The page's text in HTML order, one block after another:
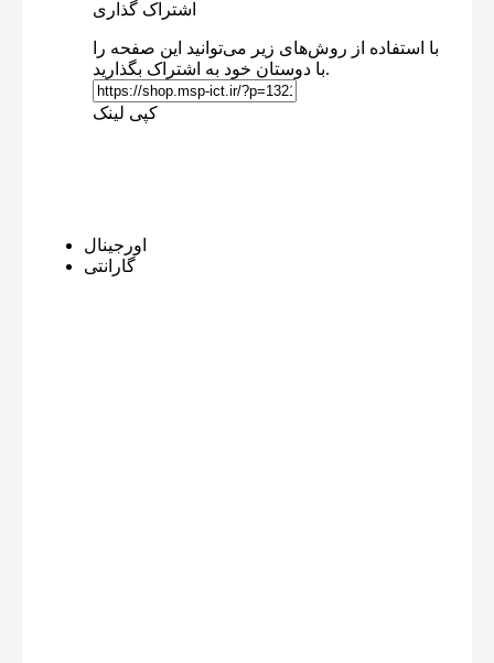
اشتراک گذاری
با استفاده از روش‌های زیر می‌توانید این صفحه را
با دوستان خود به اشتراک بگذارید.
کپی لینک
اورجینال
گارانتی